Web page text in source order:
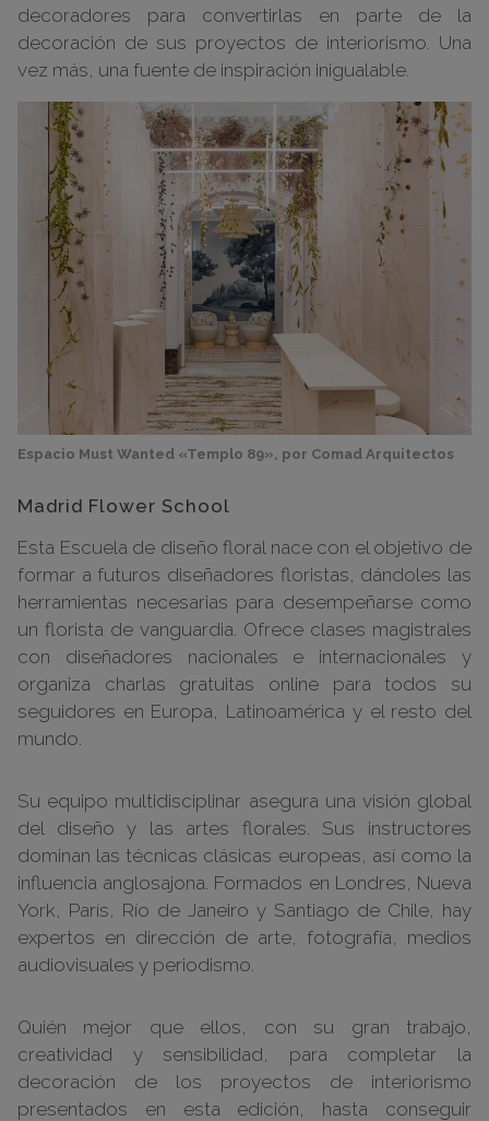
decoradores para convertirlas en parte de la
decoración de sus proyectos de interiorismo. Una
vez más, una fuente de inspiración inigualable.
Espacio Must Wanted «Templo 89», por Comad Arquitectos
Madrid Flower School
Esta Escuela de diseño floral nace con el objetivo de
formar a futuros diseñadores floristas, dándoles las
herramientas necesarias para desempeñarse como
un florista de vanguardia. Ofrece clases magistrales
con diseñadores nacionales e internacionales y
organiza charlas gratuitas online para todos su
seguidores en Europa, Latinoamérica y el resto del
mundo.
Su equipo multidisciplinar asegura una visión global
del diseño y las artes florales. Sus instructores
dominan las técnicas clásicas europeas, así como la
influencia anglosajona. Formados en Londres, Nueva
York, París, Río de Janeiro y Santiago de Chile, hay
expertos en dirección de arte, fotografía, medios
audiovisuales y periodismo.
Quién mejor que ellos, con su gran trabajo,
creatividad y sensibilidad, para completar la
decoración de los proyectos de interiorismo
presentados en esta edición, hasta conseguir